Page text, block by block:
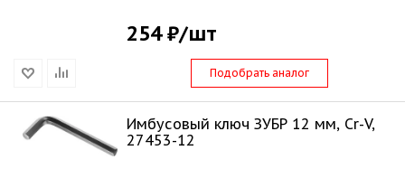
254 ₽/шт
Подобрать аналог
Имбусовый ключ ЗУБР 12 мм, Cr-V,
27453-12